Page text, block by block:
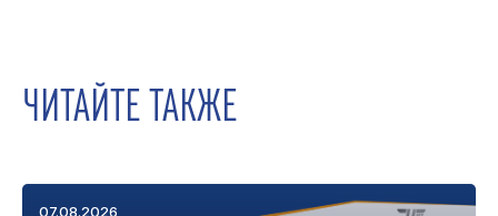
ЧИТАЙТЕ ТАКЖЕ
07.08.2026